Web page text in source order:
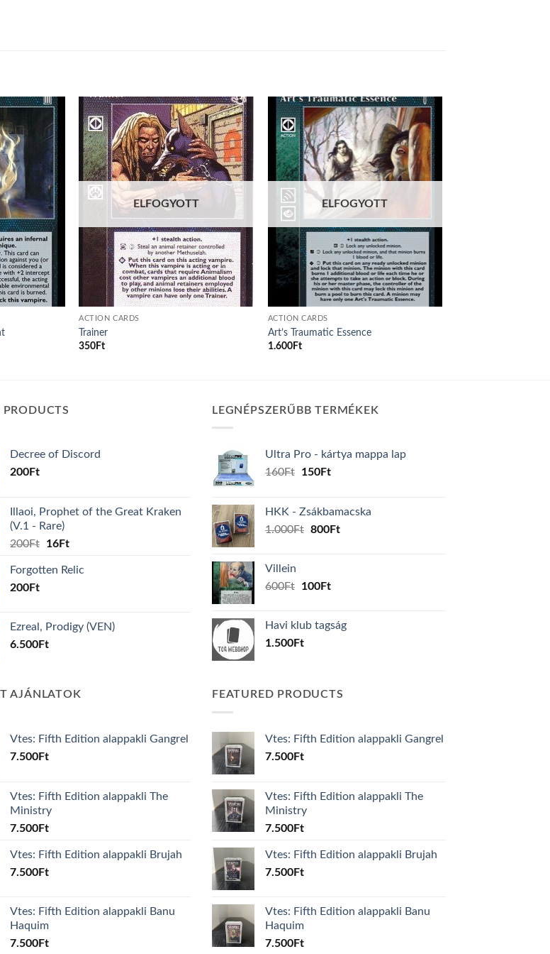
Add to
wishlist
Add to
wishlist
ELFOGYOTT
ACTION CARDS
Trainer
350 Ft
Add to
wishlist
ELFOGYOTT
ACTION CARDS
Art’s Traumatic Essence
1.600Ft
PRODUCTS
Decree of Discord
200Ft
Illaoi, Prophet of the Great Kraken
(V.1 - Rare)
200Ft
Original
was:
16FtCurrent
is:
Forgotten Relic
200Ft
Ezreal, Prodigy (VEN)
6.500Ft
LEGNÉPSZERŰBB TERMÉKEK
Ultra Pro - kártya mappa lap
160Ft
Original
160Ft.
150FtCurrent
150Ft.
HKK - Zsákbamacska
1.000Ft Original
800FtCurrent
Villein
600Ft
Original
600Ft.
100FtCurrent
100Ft.
Havi klub tagság
1.500Ft
AJÁNLATOK
Vtes: Fifth Edition alappakli Gangrel
7.500Ft
Vtes: Fifth Edition alappakli The
Ministry
7.500Ft
Vtes: Fifth Edition alappakli Brujah
7.500Ft
Vtes: Fifth Edition alappakli Banu
Haquim
7.500Ft
FEATURED PRODUCTS
Vtes: Fifth Edition alappakli Gangrel
7.500Ft
Vtes: Fifth Edition alappakli The
Ministry
7.500Ft
Vtes: Fifth Edition alappakli Brujah
7.500Ft
Vtes: Fifth Edition alappakli Banu
Haquim
7.500Ft